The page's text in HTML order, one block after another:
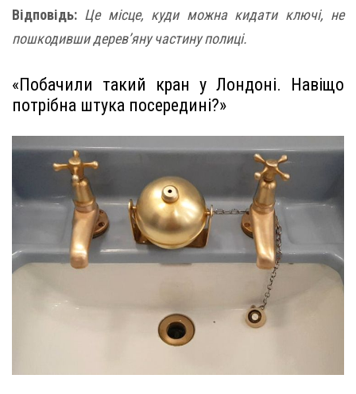
Відповідь: Це місце, куди можна кидати ключі, не
пошкодивши дерев’яну частину полиці.
«Побачили такий кран у Лондоні. Навіщо
потрібна штука посередині?»